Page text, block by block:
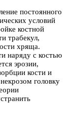
постоянного
условий
костной
трабекул,
хряща.
наряду с костью
эрозии,
кости и
головку